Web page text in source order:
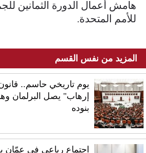
هامش أعمال الدورة الثمانين
للأمم المتحدة.
المزيد من نفس القسم
يوم تاريخي حاسم.. قانون
إرهاب" يصل البرلمان
بنوده
اجتماع رباعي في عمّان